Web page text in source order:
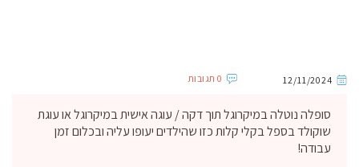
12/11/2024 0 תגובות
סופלה נוטלה במיקרוגל תוך דקה / עוגה אישית במיקרוגל או עוגת
שוקולד בספל בקלי קלות כזו שהילדים יעופו עליה ובכלום זמן
עבודה!